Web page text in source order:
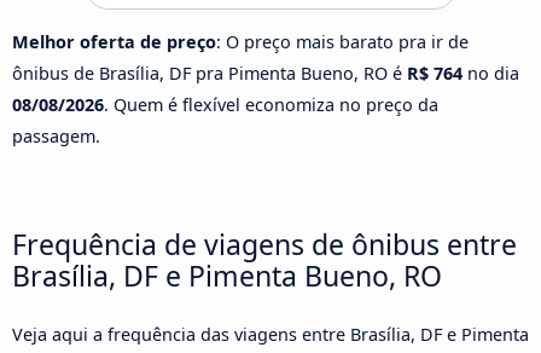
Melhor oferta de preço: O preço mais barato pra ir de
ônibus de Brasília, DF pra Pimenta Bueno, RO é R$ 764 no dia
08/08/2026. Quem é flexível economiza no preço da
passagem.
Frequência de viagens de ônibus entre
Brasília, DF e Pimenta Bueno, RO
Veja aqui a frequência das viagens entre Brasília, DF e Pimenta